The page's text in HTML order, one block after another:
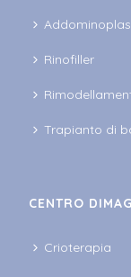
Rinofiller
Trapianto di
CENTRO
Crioterapia